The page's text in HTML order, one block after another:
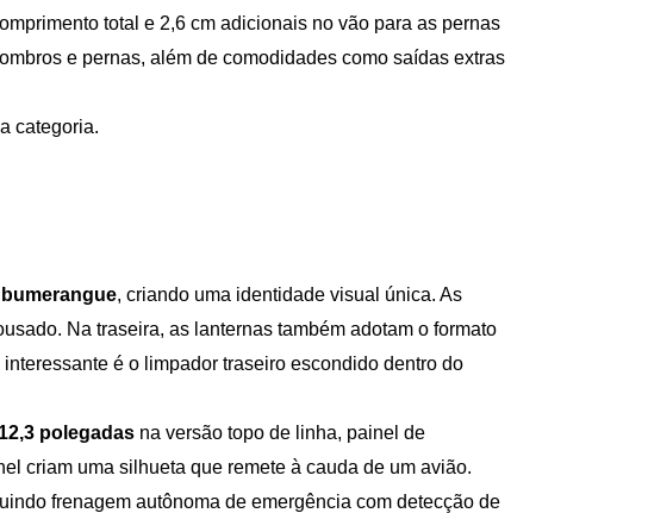
total e 2,6 cm adicionais no vão para as pernas
e pernas, além de comodidades como saídas extras
categoria.
, criando uma identidade visual única. As
Na traseira, as lanternas também adotam o formato
é o limpador traseiro escondido dentro do
polegadas na versão topo de linha, painel de
criam uma silhueta que remete à cauda de um avião.
frenagem autônoma de emergência com detecção de